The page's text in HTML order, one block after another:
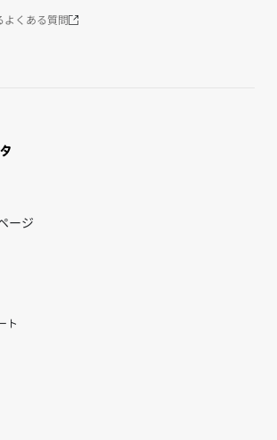
よくある質問
ージ
ト